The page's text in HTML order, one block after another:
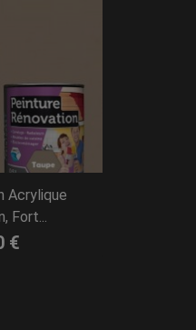
Acrylique
Fort...
€